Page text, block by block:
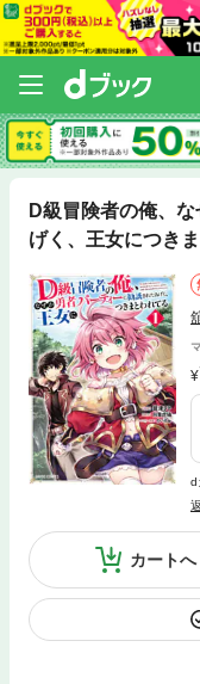
D級冒険者の俺、
げく、王女につき
d
カートへ